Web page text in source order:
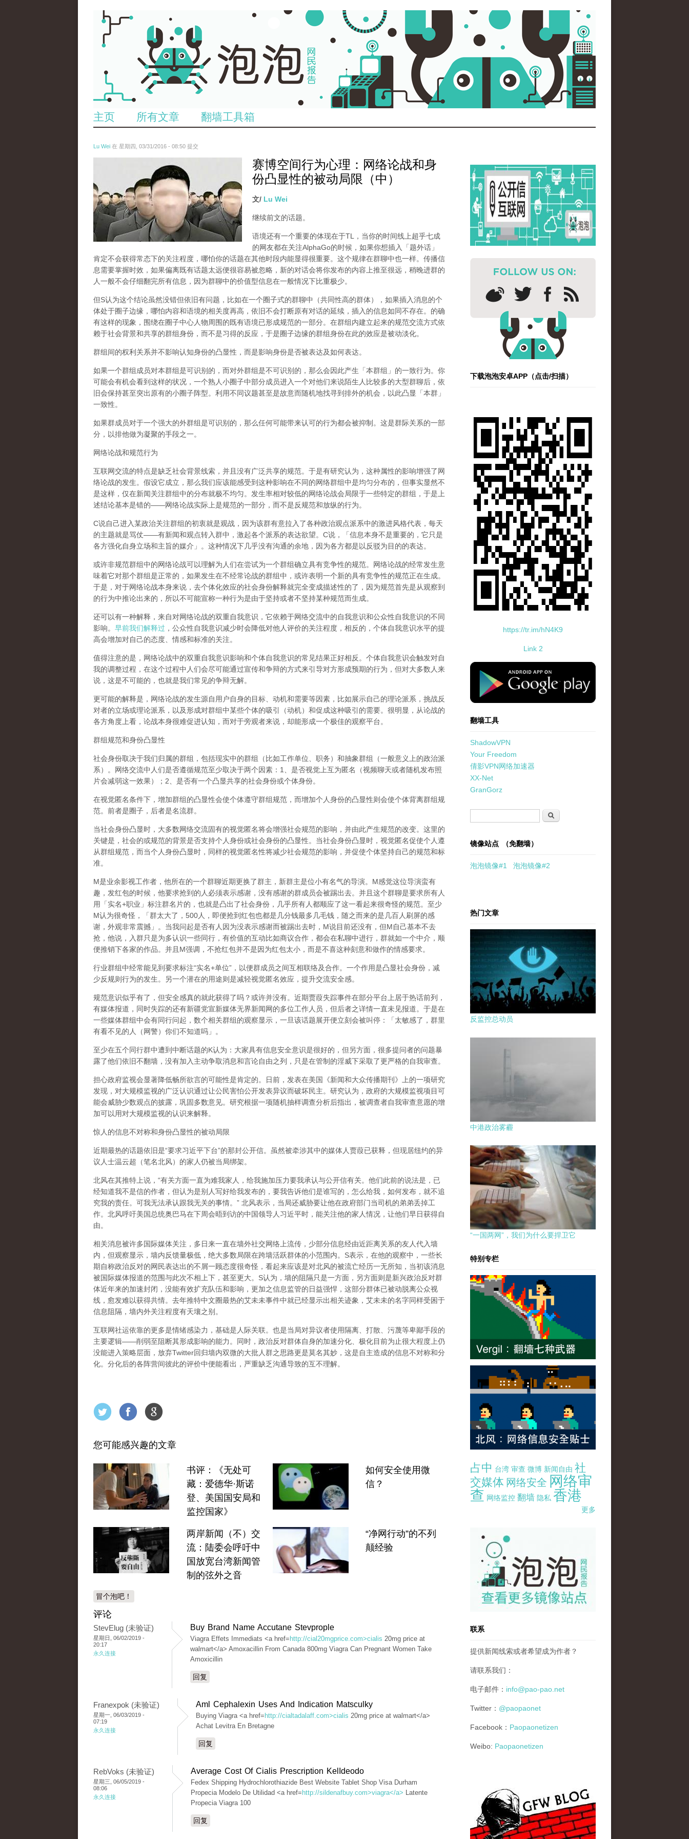
主页 所有文章 翻墙工具箱
Lu Wei 在 星期四, 03/31/2016 - 08:50 提交
zhong_pian_zhong_wen_wang_2.jpeg
赛博空间行为心理：网络论战和身
份凸显性的被动局限（中）
文/ Lu Wei
继续前文的话题。
语境还有一个重要的体现在于TL
，当你的时间线上超乎七成
的网友都在关注AlphaGo的时候，如果你想插入「题外话」
肯定不会获得常态下的关注程度，哪怕你的话题在其他时段内能显得很重要。这个规律在群聊中也一样。传播信
息需要掌握时效，如果偏离既有话题太远便很容易被忽略，新的对话会将你发布的内容上推至很远，稍晚进群的
人一般不会仔细翻完所有信息，因为群聊中的价值型信息在一般情况下比重极少。
但S认为这个结论虽然没错但依旧有问题，比如在一个圈子式的群聊中（共同性高的群体），如果插入消息的个
体处于圈子边缘，哪怕内容和语境的相关度再高，依旧不会打断原有对话的延续，插入的信息如同不存在。的确
有这样的现象，围绕在圈子中心人物周围的既有语境已形成规范的一部分。在群组内建立起来的规范交流方式依
赖于社会背景和共享的群组身份，而不是习得的反应，于是圈子边缘的群组身份在此的效应是被动淡化。
群组间的权利关系并不影响认知身份的凸显性，而是影响身份是否被表达及如何表达。
如果一个群组成员对本群组是可识别的，而对外群组是不可识别的，那么会因此产生「本群组」的一致行为。你
可能会有机会看到这样的状况，一个熟人小圈子中部分成员进入一个对他们来说陌生人比较多的大型群聊后，依
旧会保持甚至突出原有的小圈子阵型。利用不同议题甚至是故意而随机地找寻到排外的机会，以此凸显「本群」
一致性。
如果群成员对于一个强大的外群组是可识别的，那么任何可能带来认可的行为都会被抑制。这是群际关系的一部
分，以排他做为凝聚的手段之一。
网络论战和规范行为
互联网交流的特点是缺乏社会背景线索，并且没有广泛共享的规范。于是有研究认为，这种属性的影响增强了网
络论战的发生。假设它成立，那么我们应该能感受到这种影响在不同的网络群组中是均匀分布的，但事实显然不
是这样，仅在新闻关注群组中的分布就极不均匀。发生率相对较低的网络论战会局限于一些特定的群组，于是上
述结论基本是错的——网络论战实际上是规范的一部分，而不是反规范和放纵的行为。
C说自己进入某政治关注群组的初衷就是观战，因为该群有意拉入了各种政治观点派系中的激进风格代表，每天
的主题就是骂仗——有新闻和观点转入群中，激起各个派系的表达欲望。 C说，「信息本身不是重要的，它只是
各方强化自身立场和主旨的媒介」。这种情况下几乎没有沟通的余地，因为各方都是以反驳为目的的表达。
或许非规范群组中的网络论战可以理解为人们在尝试为一个群组确立具有竞争性的规范。网络论战的经常发生意
味着它对那个群组是正常的，如果发生在不经常论战的群组中，或许表明一个新的具有竞争性的规范正在生成。
于是，对于网络论战本身来说，去个体化效应的社会身份解释就完全变成描述性的了，因为规范首先是从观察到
的行为中推论出来的，所以不可能宣称一种行为是由于坚持或者不坚持某种规范而生成。
还可以有一种解释，来自对网络论战的双重自我意识，它依赖于网络交流中的自我意识和公众性自我意识的不同
影响。 早前我们解释过 ，公众性自我意识减少时会降低对他人评价的关注程度，相反的，个体自我意识水平的提
高会增加对自己的态度、情感和标准的关注。
值得注意的是，网络论战中的双重自我意识影响和个体自我意识的常见结果正好相反。个体自我意识会触发对自
我的调整过程，在这个过程中人们会尽可能通过宣传和争辩的方式来引导对方形成预期的行为，但对大多数人来
说，这是不可能的，也就是我们常见的争辩无解。
更可能的解释是，网络论战的发生源自用户自身的目标、动机和需要等因素，比如展示自己的理论派系，挑战反
对者的立场或理论派系，以及形成对群组中某些个体的吸引（动机）和促成这种吸引的需要。很明显，从论战的
各方角度上看，论战本身很难促进认知，而对于旁观者来说，却能形成一个极佳的观察平台。
群组规范和身份凸显性
社会身份取决于我们归属的群组，包括现实中的群组（比如工作单位、职务）和抽象群组（一般意义上的政治派
系）。网络交流中人们是否遵循规范至少取决于两个因素： 1
、是否视觉上互为匿名（视频聊天或者随机发布照
片会减弱这一效果）； 2 、是否有一个凸显共享的社会身份或个体身份。
在视觉匿名条件下，增加群组的凸显性会使个体遵守群组规范，而增加个人身份的凸显性则会使个体背离群组规
范。前者是圈子，后者是名流群。
当社会身份凸显时，大多数网络交流固有的视觉匿名将会增强社会规范的影响，并由此产生规范的改变。 这里的
关键是，社会的或规范的背景是否支持个人身份或社会身份的凸显性。当社会身份凸显时，视觉匿名促使个人遵
从群组规范，而当个人身份凸显时，同样的视觉匿名性将减少社会规范的影响，并促使个体坚持自己的规范和标
准。
M是业余影视工作者，他所在的一个群聊近期更换了群主，新群主是位小有名气的导演。 M感觉这位导演蛮有
趣，发红包的时候，他要求抢到的人必须表示感谢，没有感谢的群成员会被踢出去。并且这个群聊是要求所有人
用「实名+职业」标注群名片的，也就是凸出了社会身份，几乎所有人都顺应了这一看起来很奇怪的规范。至少
M认为很奇怪，「群太大了， 500人，即便抢到红包也都是几分钱最多几毛钱，随之而来的是几百人刷屏的感
谢，外观非常震撼」。当我问起是否有人因为没表示感谢而被踢出去时， M说目前还没有，但M自己基本不去
抢，他说，入群只是为多认识一些同行，有价值的互动比如商议合作，都会在私聊中进行，群就如一个中介，顺
便推销下各家的作品。并且 M强调，不抢红包并不是因为红包太小，而是不喜这种刻意和做作的情感要求。
行业群组中经常能见到要求标注“实名+单位” ，以便群成员之间互相联络及合作。一个作用是凸显社会身份，减
少反规则行为的发生。另一个潜在的用途则是减轻视觉匿名效应，提升交流安全感。
规范意识似乎有了，但安全感真的就此获得了吗？或许并没有。近期贾葭失踪事件在部分平台上居于热话前列，
有媒体报道，同时失踪的还有新疆党宣新媒体无界新闻网的多位工作人员，但后者之详情一直未见报道。于是在
一些媒体群组中会有同行问起，数个相关群组的观察显示，一旦该话题展开便立刻会被叫停：「太敏感了，群里
有看不见的人（网警）你们不知道吗」。
至少在五个同行群中遭到中断话题的K认为：大家具有信息安全意识是很好的，但另方面，很多提问者的问题暴
露了他们依旧不翻墙，没有加入主动争取消息和言论自由之列，只是在管制的淫威下采取了更严格的自我审查。
担心政府监视会显著降低畅所欲言的可能性是肯定的。日前，发表在美国《新闻和大众传播期刊》上的一项研究
发现，对大规模监视的广泛认识通过让公民害怕公开发表异议而破坏民主。研究认为，政府的大规模监视项目可
能会威胁少数观点的披露，巩固多数意见。研究根据一项随机抽样调查分析后指出，被调查者自我审查意愿的增
加可以用对大规模监视的认识来解释。
惊人的信息不对称和身份凸显性的被动局限
近期最热的话题依旧是“要求习近平下台”的那封公开信。虽然被牵涉其中的媒体人贾葭已获释，但现居纽约的异
议人士温云超（笔名北风）的家人仍被当局绑架。
北风在其推特上说， “有关方面一直为难我家人，给我施加压力要我承认与公开信有关。他们此前的说法是，已
经知道我不是信的作者，但认为是别人写好给我发布的，要我告诉他们是谁写的，怎么给我，如何发布，就不追
究我的责任。可我无法承认跟我无关的事情。 ” 北风表示，当局还威胁要让他在政府部门当司机的弟弟丢掉工
作。北风呼吁美国总统奥巴马在下周会晤到访的中国领导人习近平时，能关注他的家人情况，让他们早日获得自
由。
相关消息被许多国际媒体关注，多日来一直在墙外社交网络上流传，少部分信息经由近距离关系的友人代入墙
内，但观察显示，墙内反馈量极低，绝大多数局限在跨墙活跃群体的小范围内。 S表示，在他的观察中，一些长
期自称政治反对的网民表达出的不屑一顾态度很奇怪，看起来应该是对北风的被流亡经历一无所知，当初该消息
被国际媒体报道的范围与此次不相上下，甚至更大。 S认为，墙的阻隔只是一方面，另方面则是新兴政治反对群
体近年来的加速封闭，没能有效扩充队伍和影响，更加之信息监管的日益强悍，这部分群体已被动脱离公众视
线，愈发难以获得共情。去年推特中文圈最热的艾未未事件中就已经显示出相关迹象，艾未未的名字同样受困于
信息阻隔，墙内外关注程度有天壤之别。
互联网社运依靠的更多是情绪感染力，基础是人际关联。也是当局对异议者使用隔离、打散、污蔑等卑鄙手段的
主要逻辑——削弱至阻断其形成影响的能力。同时，政治反对群体自身的加速分化、极化目前为止很大程度上仍
没能进入策略层面，放弃Twitter回归墙内双微的大批人群之思路更是莫名其妙，这是自主造成的信息不对称和分
化。分化后的各阵营间彼此的评价中便能看出，严重缺乏沟通导致的互不理解。
您可能感兴趣的文章
书评：《无处可
藏：爱德华·斯诺
登、美国国安局和
监控国家》
如何安全使用微
信？
两岸新闻（不）交
流：陆委会呼吁中
国放宽台湾新闻管
制的弦外之音
“净网行动”的不列
颠经验
冒个泡吧！
评论
StevElug (未验证)
星期日, 06/02/2019 -
20:17
永久连接
Buy Brand Name Accutane Stevprople
Viagra Effets Immediats <a href= http://cial20mgprice.com>cialis 20mg price at
walmart</a> Amoxacillin From Canada 800mg Viagra Can Pregnant Women Take
Amoxicillin
回复
Franexpok (未验证)
星期一, 06/03/2019 -
07:19
永久连接
Aml Cephalexin Uses And Indication Matsculky
Buying Viagra <a href= http://cialtadalaff.com>cialis 20mg price at walmart</a>
Achat Levitra En Bretagne
回复
RebVoks (未验证)
星期三, 06/05/2019 -
08:06
永久连接
Average Cost Of Cialis Prescription KelIdeodo
Fedex Shipping Hydrochlorothiazide Best Website Tablet Shop Visa Durham
Propecia Modelo De Utilidad <a href= http://sildenafbuy.com>viagra</a> Latente
Propecia Viagra 100
回复
下载泡泡安卓APP（点击/扫描）
https://tr.im/hN4K9
Link 2
standard-icon-googleplay-app-store.png
翻墙工具
ShadowVPN
Your Freedom
倩影VPN网络加速器
XX-Net
GranGorz
搜索
镜像站点 （免翻墙）
泡泡镜像#1 泡泡镜像#2
热门文章
反监控总动员
中港政治雾霾
“一国两网”，我们为什么要捍卫它
特别专栏
占中 台湾 审查 微博 新闻自由 社
交媒体 网络安全 网络审
查 网络监控 翻墙 隐私 香港
更多
pao-pao-banner-mirror-site-120814.jpg
联系
提供新闻线索或者希望成为作者？
请联系我们：
电子邮件： info@pao-pao.net
Twitter： @paopaonet
Facebook： Paopaonetizen
Weibo: Paopaonetizen
gfw_blog_small.jpg